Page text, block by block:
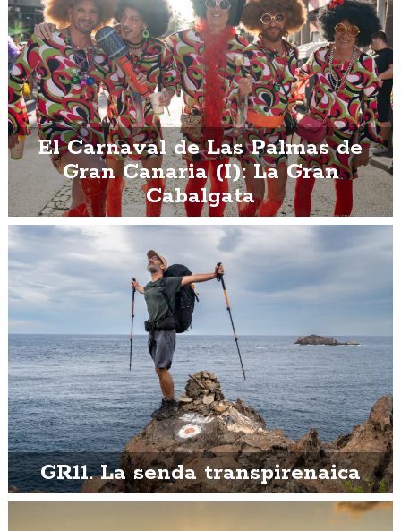
El Carnaval de Las Palmas de
Gran Canaria (I): La Gran
Cabalgata
GR11. La senda transpirenaica